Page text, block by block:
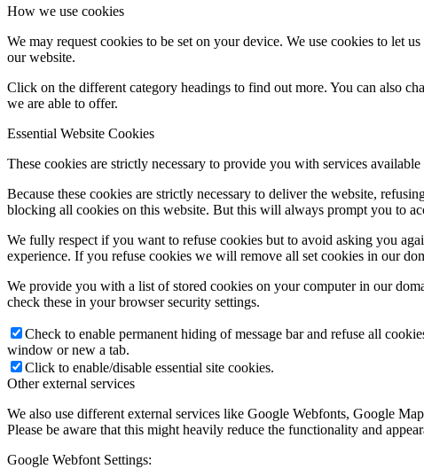
Ismerjük meg a szentségeket
Miserend
Miserend
A szentmise liturgiája
How we use cookies
We may request cookies to be set on your device. We use cookies to let
our website.
Click on the different category headings to find out more. You can also
we are able to offer.
Essential Website Cookies
These cookies are strictly necessary to provide you with services
Because these cookies are strictly necessary to deliver the website,
blocking all cookies on this website. But this will always prompt you to
We fully respect if you want to refuse cookies but to avoid asking you
experience. If you refuse cookies we will remove all set cookies in our
We provide you with a list of stored cookies on your computer in our
check these in your browser security settings.
Check to enable permanent hiding of message bar and refuse all
window or new a tab.
Click to enable/disable essential site cookies.
Other external services
We also use different external services like Google Webfonts, Google
Please be aware that this might heavily reduce the functionality and
Google Webfont Settings: